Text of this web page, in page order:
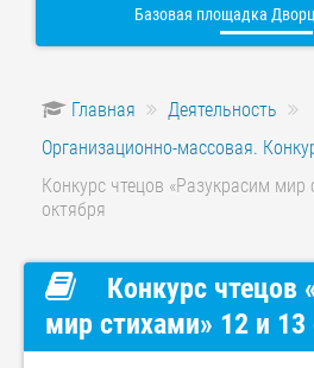
Базовая площадка
Главная
Деятельность
Организационно-массовая.
Конкурс чтецов «Разукрасим мир
октября
Конкурс чтецов
мир стихами» 12 и 13